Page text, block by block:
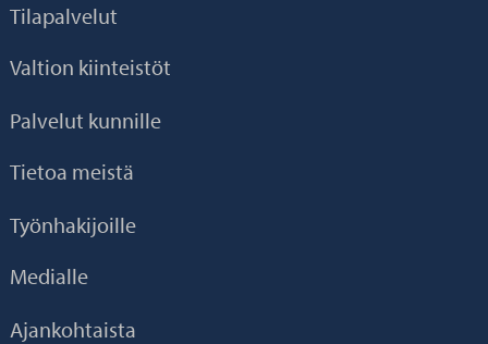
Tilapalvelut
Valtion kiinteistöt
Palvelut kunnille
Tietoa meistä
Työnhakijoille
Medialle
Ajankohtaista